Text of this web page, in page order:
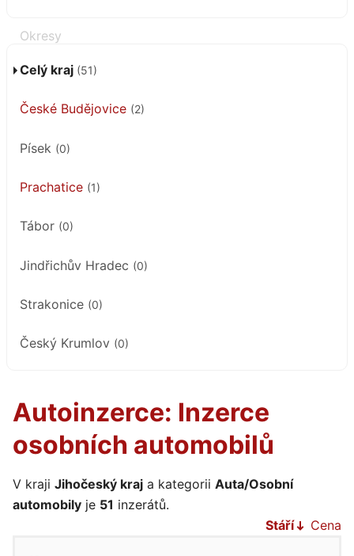
Celý kraj (51)
České Budějovice (2)
Písek (0)
Prachatice (1)
Tábor (0)
Jindřichův Hradec (0)
Strakonice (0)
Český Krumlov (0)
Autoinzerce: Inzerce
osobních automobilů
V kraji Jihočeský kraj a kategorii Auta/Osobní
automobily je 51 inzerátů.
Stáří
Cena